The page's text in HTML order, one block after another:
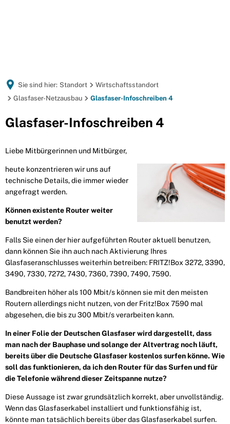
Sie sind hier: Standort
Wirtschaftsstandort
Glasfaser-Netzausbau
Glasfaser-Infoschreiben 4
Glasfaser-
4
Glasfaser-Infoschreiben 4
Liebe Mitbürgerinnen und Mitbürger,
heute konzentrieren wir uns auf
technische Details, die immer wieder
angefragt werden.
Können existente Router weiter
benutzt werden?
Falls Sie einen der hier aufgeführten Router aktuell benutzen,
dann können Sie ihn auch nach Aktivierung Ihres
Glasfaseranschlusses weiterhin betreiben: FRITZ!Box 3272, 3390,
3490, 7330, 7272, 7430, 7360, 7390, 7490, 7590.
Bandbreiten höher als 100 Mbit/s können sie mit den meisten
Routern allerdings nicht nutzen, von der Fritz!Box 7590 mal
abgesehen, die bis zu 300 Mbit/s verarbeiten kann.
In einer Folie der Deutschen Glasfaser wird dargestellt, dass
man nach der Bauphase und solange der Altvertrag noch läuft,
bereits über die Deutsche Glasfaser kostenlos surfen könne. Wie
soll das funktionieren, da ich den Router für das Surfen und für
die Telefonie während dieser Zeitspanne nutze?
Diese Aussage ist zwar grundsätzlich korrekt, aber unvollständig.
Wenn das Glasfaserkabel installiert und funktionsfähig ist,
könnte man tatsächlich bereits über das Glasfaserkabel surfen.